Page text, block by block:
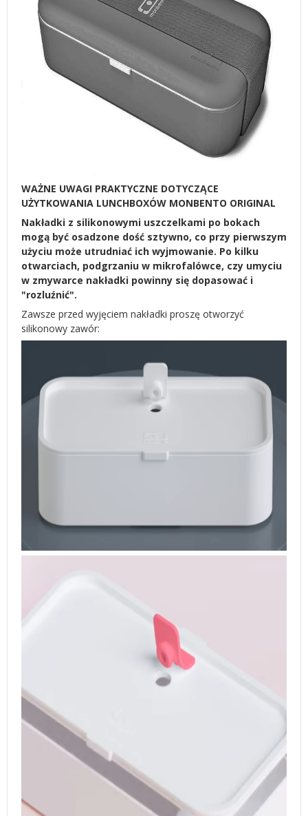
WAŻNE UWAGI PRAKTYCZNE DOTYCZĄCE
UŻYTKOWANIA LUNCHBOXÓW MONBENTO ORIGINAL
Nakładki z silikonowymi uszczelkami po bokach
mogą być osadzone dość sztywno, co przy pierwszym
użyciu może utrudniać ich wyjmowanie. Po kilku
otwarciach, podgrzaniu w mikrofalówce, czy umyciu
w zmywarce nakładki powinny się dopasować i
"rozluźnić".
Zawsze przed wyjęciem nakładki proszę otworzyć
silikonowy zawór: